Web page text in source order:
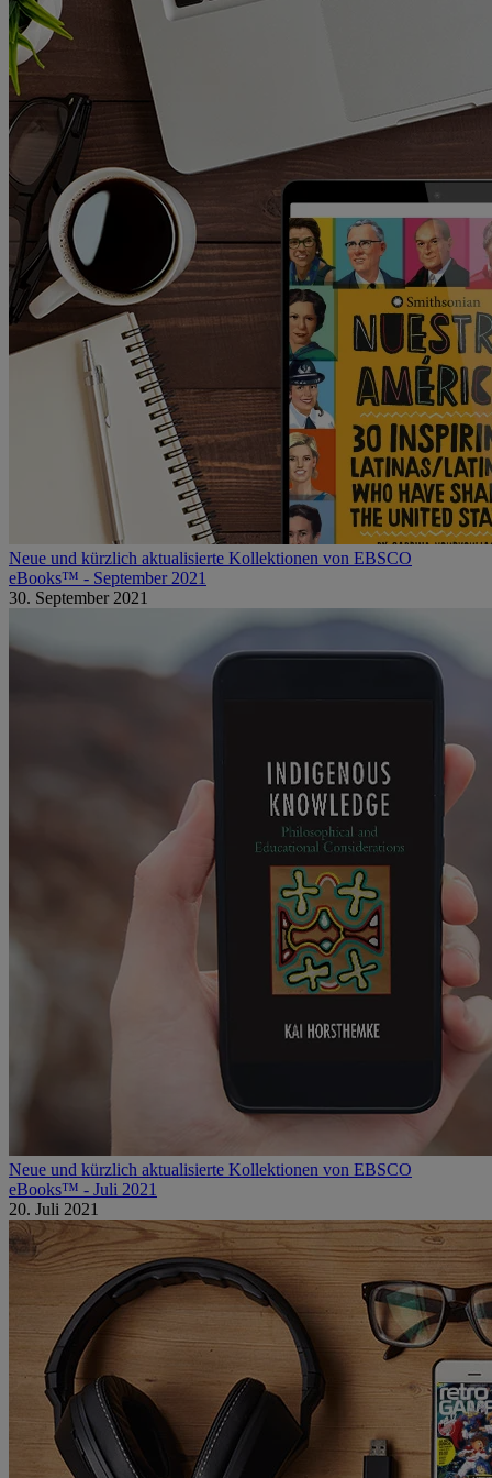
Neue und kürzlich aktualisierte Kollektionen von EBSCO
eBooks™ - September 2021
30. September 2021
Neue und kürzlich aktualisierte Kollektionen von EBSCO
eBooks™ - Juli 2021
20. Juli 2021